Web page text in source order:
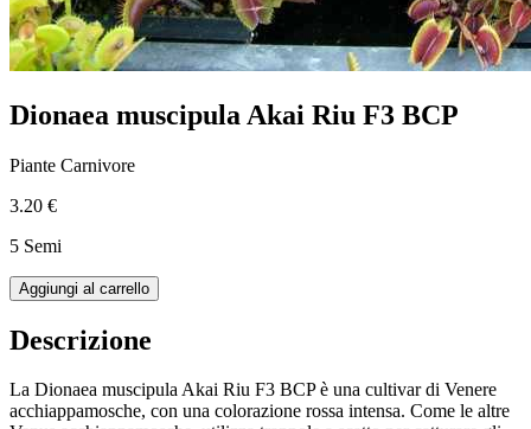
Dionaea muscipula Akai Riu F3 BCP
Piante Carnivore
3.20 €
5 Semi
Aggiungi al carrello
Descrizione
La Dionaea muscipula Akai Riu F3 BCP è una cultivar di Venere
acchiappamosche, con una colorazione rossa intensa. Come le altre